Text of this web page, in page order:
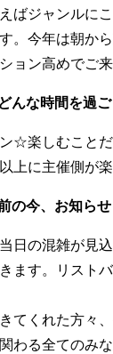
ばジャンルに
。今年は朝か
ョン高めでご
んな時間を過ご
☆楽しむことだ
上に主催側が楽
の今、お知ら
日の混雑が見
ます。リスト
てくれた方々
わる全てのみ